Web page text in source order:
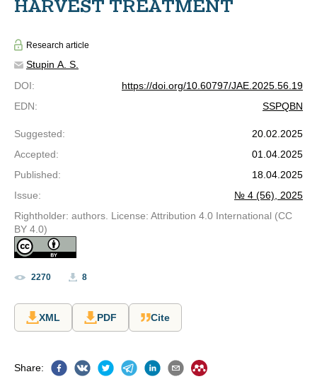
HARVEST TREATMENT
Research article
Stupin A. S.
DOI:
https://doi.org/10.60797/JAE.2025.56.19
EDN: SSPQBN
Suggested:
20.02.2025
Accepted:
01.04.2025
Published:
18.04.2025
Issue:
№ 4 (56), 2025
Rightholder: authors. License: Attribution 4.0 International (CC
BY 4.0)
2270 8
XML PDF Cite
Share: